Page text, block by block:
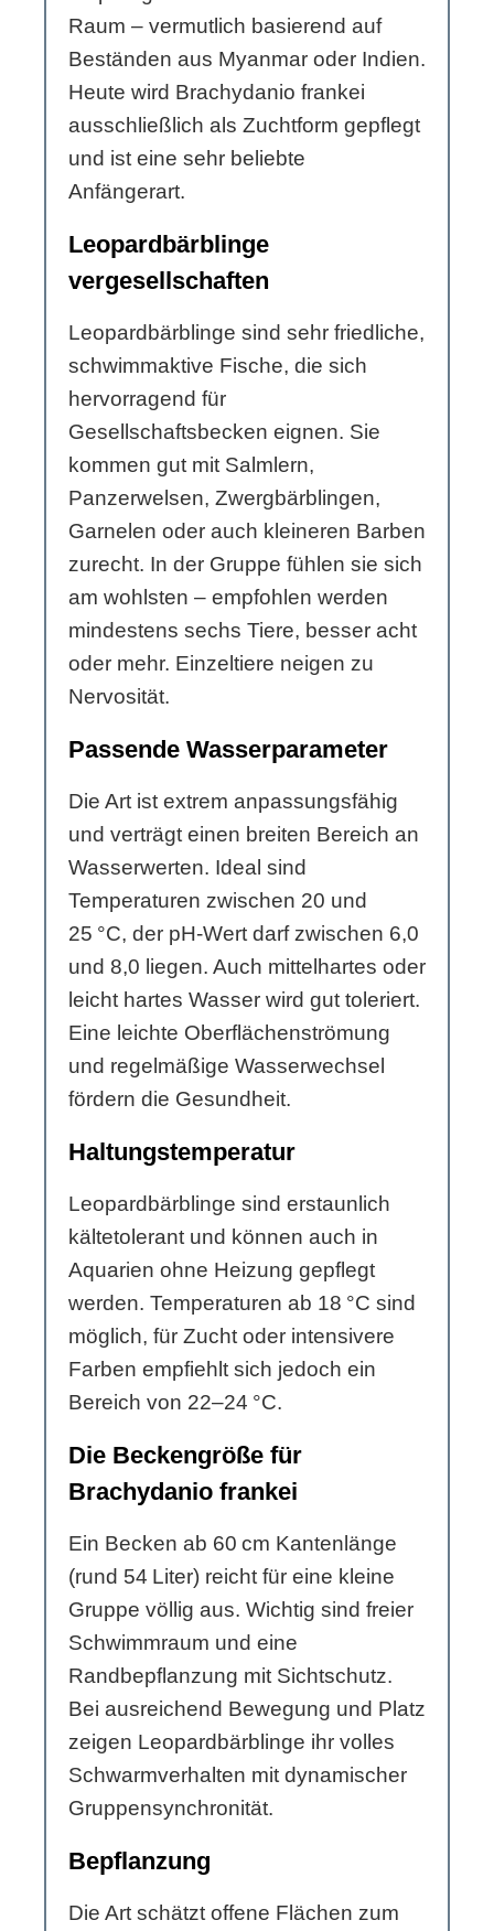
Raum – vermutlich basierend auf
Beständen aus Myanmar oder Indien.
Heute wird Brachydanio frankei
ausschließlich als Zuchtform gepflegt
und ist eine sehr beliebte
Anfängerart.
Leopardbärblinge
vergesellschaften
Leopardbärblinge sind sehr friedliche,
schwimmaktive Fische, die sich
hervorragend für
Gesellschaftsbecken eignen. Sie
kommen gut mit Salmlern,
Panzerwelsen, Zwergbärblingen,
Garnelen oder auch kleineren Barben
zurecht. In der Gruppe fühlen sie sich
am wohlsten – empfohlen werden
mindestens sechs Tiere, besser acht
oder mehr. Einzeltiere neigen zu
Nervosität.
Passende Wasserparameter
Die Art ist extrem anpassungsfähig
und verträgt einen breiten Bereich an
Wasserwerten. Ideal sind
Temperaturen zwischen 20 und
25 °C, der pH-Wert darf zwischen 6,0
und 8,0 liegen. Auch mittelhartes oder
leicht hartes Wasser wird gut toleriert.
Eine leichte Oberflächenströmung
und regelmäßige Wasserwechsel
fördern die Gesundheit.
Haltungstemperatur
Leopardbärblinge sind erstaunlich
kältetolerant und können auch in
Aquarien ohne Heizung gepflegt
werden. Temperaturen ab 18 °C sind
möglich, für Zucht oder intensivere
Farben empfiehlt sich jedoch ein
Bereich von 22–24 °C.
Die Beckengröße für
Brachydanio frankei
Ein Becken ab 60 cm Kantenlänge
(rund 54 Liter) reicht für eine kleine
Gruppe völlig aus. Wichtig sind freier
Schwimmraum und eine
Randbepflanzung mit Sichtschutz.
Bei ausreichend Bewegung und Platz
zeigen Leopardbärblinge ihr volles
Schwarmverhalten mit dynamischer
Gruppensynchronität.
Bepflanzung
Die Art schätzt offene Flächen zum